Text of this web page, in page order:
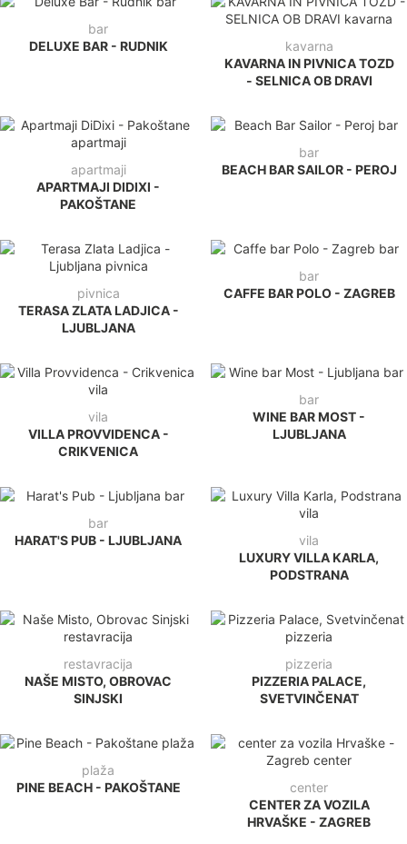
bar
DELUXE BAR - RUDNIK
kavarna
KAVARNA IN PIVNICA TOZD
- SELNICA OB DRAVI
apartmaji
APARTMAJI DIDIXI -
PAKOŠTANE
bar
BEACH BAR SAILOR - PEROJ
pivnica
TERASA ZLATA LADJICA -
LJUBLJANA
bar
CAFFE BAR POLO - ZAGREB
vila
VILLA PROVVIDENCA -
CRIKVENICA
bar
WINE BAR MOST -
LJUBLJANA
bar
HARAT'S PUB - LJUBLJANA
vila
LUXURY VILLA KARLA,
PODSTRANA
restavracija
NAŠE MISTO, OBROVAC
SINJSKI
pizzeria
PIZZERIA PALACE,
SVETVINČENAT
plaža
PINE BEACH - PAKOŠTANE
center
CENTER ZA VOZILA
HRVAŠKE - ZAGREB